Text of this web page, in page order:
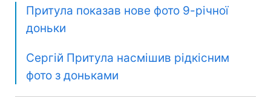
Притула показав нове фото 9-річної
доньки
Сергій Притула насмішив рідкісним
фото з доньками